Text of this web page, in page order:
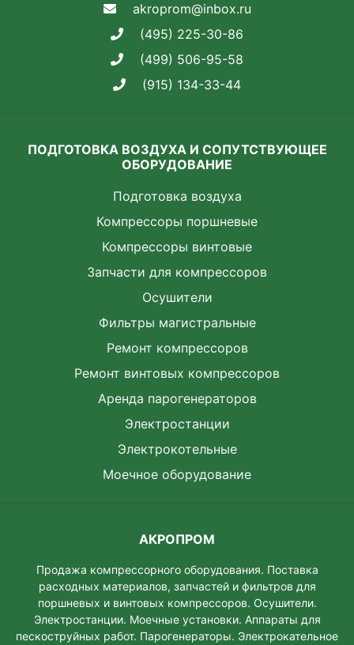
akroprom@inbox.ru
(495) 225-30-86
(499) 506-95-58
(915) 134-33-44
ПОДГОТОВКА ВОЗДУХА И СОПУТСТВУЮЩЕЕ
ОБОРУДОВАНИЕ
Подготовка воздуха
Компрессоры поршневые
Компрессоры винтовые
Запчасти для компрессоров
Осушители
Фильтры магистральные
Ремонт компрессоров
Ремонт винтовых компрессоров
Аренда парогенераторов
Электростанции
Электрокотельные
Моечное оборудование
АКРОПРОМ
Продажа компрессорного оборудования. Поставка
расходных материалов, запчастей и фильтров для
поршневых и винтовых компрессоров. Осушители.
Электростанции. Моeчные установки. Аппараты для
пескоструйных работ. Парогенераторы. Электрокательное